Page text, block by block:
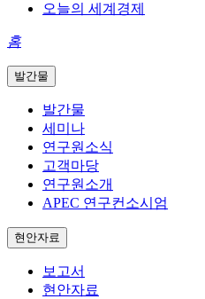
오늘의 세계경제
홈
발간물
발간물
세미나
연구원소식
고객마당
연구원소개
APEC 연구컨소시엄
현안자료
보고서
현안자료